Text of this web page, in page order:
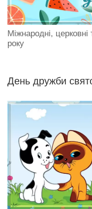
Міжнародні,
року
День дружби